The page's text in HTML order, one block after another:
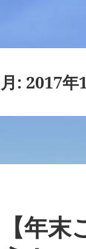
月: 2017年
【年